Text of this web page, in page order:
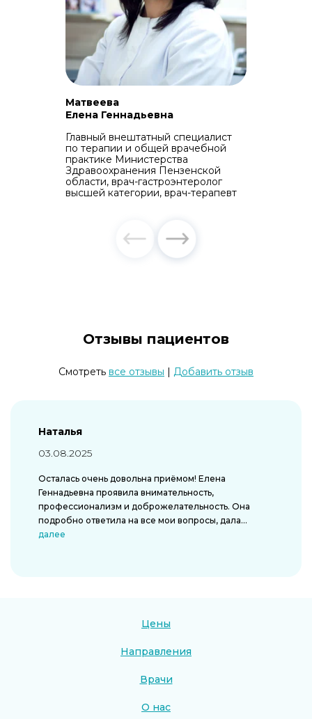
Матвеева
Елена Геннадьевна
Главный внештатный специалист
по терапии и общей врачебной
практике Министерства
Здравоохранения Пензенской
области, врач-гастроэнтеролог
высшей категории, врач-терапевт
Отзывы пациентов
Cмотреть все отзывы | Добавить отзыв
Наталья
03.08.2025
Осталась очень довольна приёмом! Елена
Геннадьевна проявила внимательность,
профессионализм и доброжелательность. Она
подробно ответила на все мои вопросы, дала...
далее
Цены
Направления
Врачи
О нас